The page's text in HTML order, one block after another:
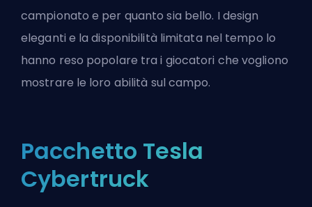
campionato e per quanto sia bello. I design
eleganti e la disponibilità limitata nel tempo lo
hanno reso popolare tra i giocatori che vogliono
mostrare le loro abilità sul campo.
Pacchetto Tesla
Cybertruck